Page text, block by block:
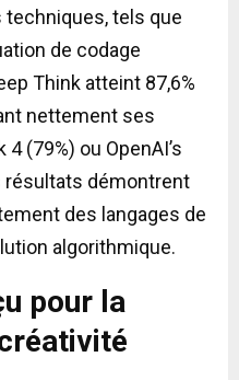
tels que
de codage
Think atteint 87,6%
nettement ses
(79%) ou OpenAI’s
résultats démontrent
des langages de
algorithmique.
pour la